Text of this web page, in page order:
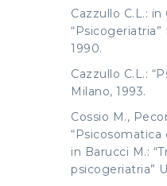
Cazzullo C.L.: in
“Psicogeriatria”
1990.
Cazzullo C.L.:
Milano, 1993.
Cossio M.,
“Psicosomatica
in Barucci M.:
psicogeriatria”